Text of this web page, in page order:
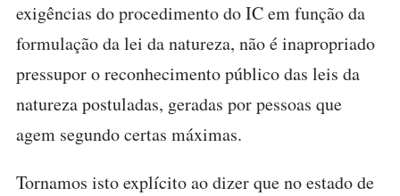
exigências do procedimento do IC em função da
formulação da lei da natureza, não é inapropriado
pressupor o reconhecimento público das leis da
natureza postuladas, geradas por pessoas que
agem segundo certas máximas.
Tornamos isto explícito ao dizer que no estado de